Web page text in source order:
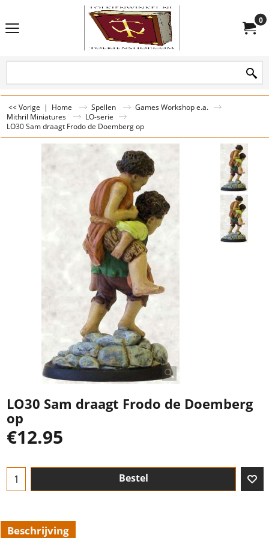
0
<< Vorige | Home Spellen
Games Workshop e.a.
Mithril Miniatures
LO-serie
LO30 Sam draagt Frodo de Doemberg op
LO30 Sam draagt Frodo de Doemberg
op
€12.95
Bestel
Beschrijving